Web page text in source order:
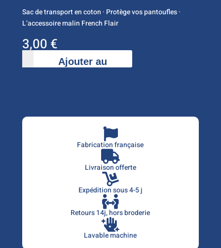
Sac de transport en coton · Protège vos pantoufles ·
L’accessoire malin French Flair
3,00 €
Ajouter au

Fabrication française

Livraison offerte

Expédition sous 4-5 j

Retours 14j,hors broderie

Lavable machine